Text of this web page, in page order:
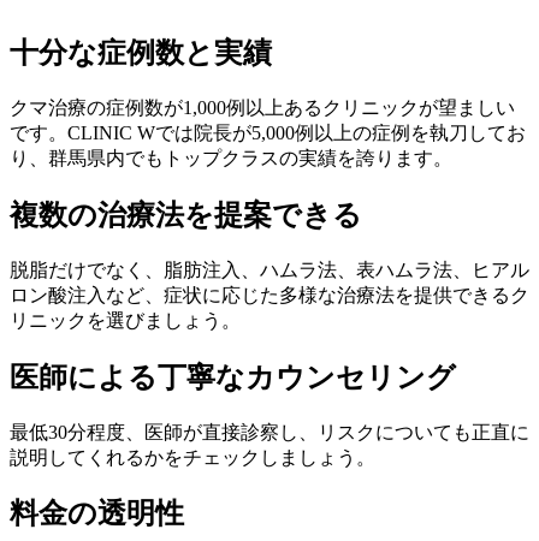
十分な症例数と実績
クマ治療の症例数が1,000例以上あるクリニックが望ましい
です。CLINIC Wでは院長が5,000例以上の症例を執刀してお
り、群馬県内でもトップクラスの実績を誇ります。
複数の治療法を提案できる
脱脂だけでなく、脂肪注入、ハムラ法、表ハムラ法、ヒアル
ロン酸注入など、症状に応じた多様な治療法を提供できるク
リニックを選びましょう。
医師による丁寧なカウンセリング
最低30分程度、医師が直接診察し、リスクについても正直に
説明してくれるかをチェックしましょう。
料金の透明性